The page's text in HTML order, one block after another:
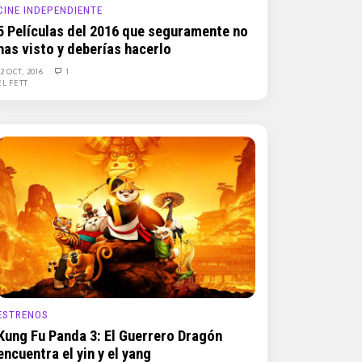
INDEPENDIENTE
Películas del 2016 que seguramente no
visto y deberías hacerlo
OCT, 2016
1
FETT
Fu Panda 3: El Guerrero Dragón
el yin y el yang